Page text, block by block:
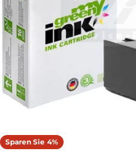
Sie das Medium 0 im
Sparen Sie 4%